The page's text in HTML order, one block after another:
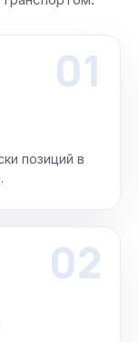
01
позиций в
02